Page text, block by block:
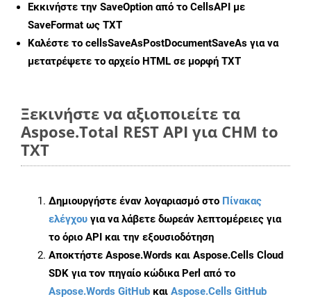
Εκκινήστε την SaveOption από το CellsAPI με
SaveFormat ως TXT
Καλέστε το cellsSaveAsPostDocumentSaveAs για να
μετατρέψετε το αρχείο HTML σε μορφή TXT
Ξεκινήστε να αξιοποιείτε τα
Aspose.Total REST API για CHM to
TXT
Δημιουργήστε έναν λογαριασμό στο Πίνακας
ελέγχου για να λάβετε δωρεάν λεπτομέρειες για
το όριο API και την εξουσιοδότηση
Αποκτήστε Aspose.Words και Aspose.Cells Cloud
SDK για τον πηγαίο κώδικα Perl από το
Aspose.Words GitHub και Aspose.Cells GitHub